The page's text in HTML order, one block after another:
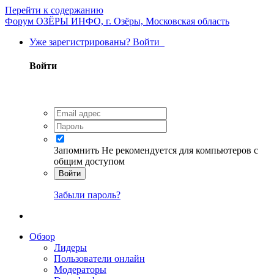
Перейти к содержанию
Форум ОЗЁРЫ ИНФО, г. Озёры, Московская область
Уже зарегистрированы? Войти
Войти
Запомнить Не рекомендуется для компьютеров с
общим доступом
Войти
Забыли пароль?
Обзор
Лидеры
Пользователи онлайн
Модераторы